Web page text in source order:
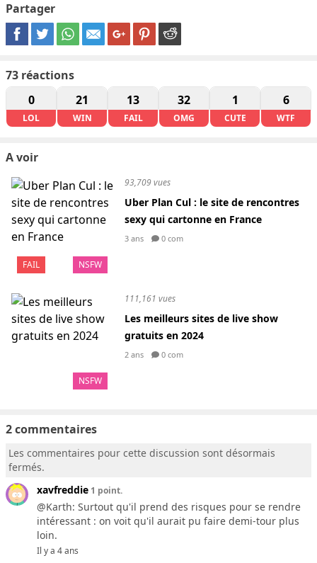
Partager
73 réactions
0
LOL
21
WIN
13
FAIL
32
OMG
1
CUTE
6
WTF
A voir
FAIL NSFW
93,709 vues
Uber Plan Cul : le site de rencontres
sexy qui cartonne en France
3 ans 0 com
NSFW
111,161 vues
Les meilleurs sites de live show
gratuits en 2024
2 ans 0 com
2 commentaires
Les commentaires pour cette discussion sont désormais
fermés.
xavfreddie 1 point.
@Karth: Surtout qu'il prend des risques pour se rendre
intéressant : on voit qu'il aurait pu faire demi-tour plus
loin.
Il y a 4 ans